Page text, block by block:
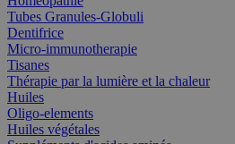
Tubes Granules-Globuli
Dentifrice
Micro-immunotherapie
Tisanes
Thérapie par la lumière et la chaleur
Huiles
Oligo-elements
Huiles végétales